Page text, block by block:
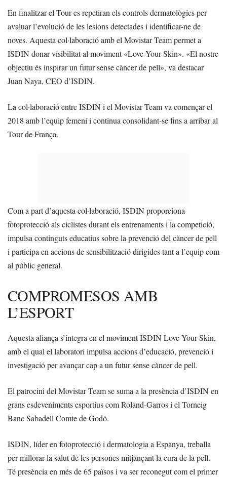
En finalitzar el Tour es repetiran els controls dermatològics per
avaluar l’evolució de les lesions detectades i identificar-ne de
noves. Aquesta col·laboració amb el Movistar Team permet a
ISDIN donar visibilitat al moviment «Love Your Skin». «El nostre
objectiu és inspirar un futur sense càncer de pell», va destacar
Juan Naya, CEO d’ISDIN.
La col·laboració entre ISDIN i el Movistar Team va començar el
2018 amb l’equip femení i continua consolidant-se fins a arribar al
Tour de França.
Com a part d’aquesta col·laboració, ISDIN proporciona
fotoprotecció als ciclistes durant els entrenaments i la competició,
impulsa continguts educatius sobre la prevenció del càncer de pell
i participa en accions de sensibilització dirigides tant a l’equip com
al públic general.
COMPROMESOS AMB
L’ESPORT
Aquesta aliança s’integra en el moviment ISDIN Love Your Skin,
amb el qual el laboratori impulsa accions d’educació, prevenció i
investigació per avançar cap a un futur sense càncer de pell.
El patrocini del Movistar Team se suma a la presència d’ISDIN en
grans esdeveniments esportius com Roland-Garros i el Torneig
Banc Sabadell Comte de Godó.
ISDIN, líder en fotoprotecció i dermatologia a Espanya, treballa
per millorar la salut de les persones mitjançant la cura de la pell.
Té presència en més de 65 països i va ser reconegut com el primer